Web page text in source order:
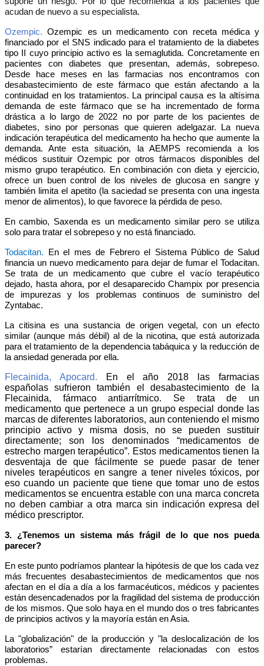
acudan de nuevo a su especialista.
Ozempic.Ozempic es un medicamento con receta médica y
financiado por el SNS indicado para el tratamiento de la diabetes
tipo II cuyo principio activo es la semaglutida. Concretamente en
pacientes con diabetes que presentan, además, sobrepeso.
Desde hace meses en las farmacias nos encontramos con
desabastecimiento de este fármaco que estánafectando a la
continuidad en los tratamientos. La principal causa es la altísima
demanda de este fármaco que se ha incrementado de forma
drástica a lo largo de 2022 no por parte de los pacientes de
diabetes, sino por personas que quieren adelgazar. La nueva
indicación terapéutica del medicamento ha hecho que aumente la
demanda. Ante esta situación, la AEMPS recomienda a los
médicos sustituir Ozempic por otros fármacos disponibles del
mismo grupo terapéutico. En combinación con dieta y ejercicio,
ofrece un buen control de los niveles de glucosa en sangre y
también limita el apetito (la saciedad se presenta con una ingesta
menor de alimentos), lo que favorece la pérdida de peso.
En cambio, Saxendaes un medicamento similar pero se utiliza
solo para tratar el sobrepeso y no está financiado.
Todacitan.
En el mes de Febrero el Sistema Público de Salud
financia un nuevo medicamento para dejar de fumar el Todacitan.
Se trata de un medicamento que cubre el vacío terapéutico
dejado, hasta ahora, por el desaparecido Champix por presencia
de impurezas y los problemas continuos de suministro del
Zyntabac.
La citisina es una sustancia de origen vegetal, con un efecto
similar (aunque más débil) al de la nicotina, que está autorizada
para el tratamiento de la dependencia tabáquica y la reducción de
la ansiedad generada por ella.
Flecainida, Apocard.
En el año 2018 las farmacias
españolas sufrieron también el desabastecimiento de la
Flecainida, fármaco antiarrítmico. Se trata de un
medicamento que pertenece a un grupo especial donde las
marcas de diferentes laboratorios, aun conteniendo el mismo
principio activo y misma dosis, no se pueden sustituir
directamente; son los denominados “medicamentos de
estrecho margen terapéutico”. Estos medicamentos tienen la
desventaja de que fácilmente se puede pasar de tener
niveles terapéuticos en sangre a tener niveles tóxicos, por
eso cuando un paciente que tiene que tomar uno de estos
medicamentos se encuentra estable con una marca concreta
no deben cambiar a otra marca sin indicación expresa del
médico prescriptor.
3. ¿Tenemos un sistema más frágil de lo que nos pueda
parecer?
En este punto podríamos plantear la hipótesis de que los cada vez
más frecuentes desabastecimientos de medicamentos que nos
afectan en el día a día a los farmacéuticos, médicos y pacientes
están desencadenados por la fragilidad del sistema de producción
de los mismos. Que solo haya en el mundo dos o tres fabricantes
de principios activos y la mayoría están en Asia.
La "globalización" de la producción y "la deslocalización de los
laboratorios” estarían directamente relacionadas con estos
problemas.